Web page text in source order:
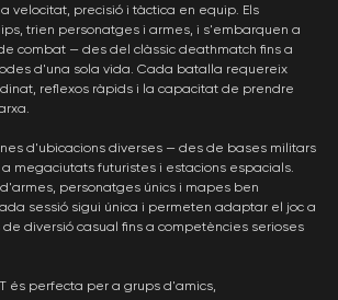
velocitat, precisió i tàctica en equip. Els
trien personatges i armes, i s'embarquen a
combat — des del clàssic deathmatch fins a
d'una sola vida. Cada batalla requereix
reflexos ràpids i la capacitat de prendre
d'ubicacions diverses — des de bases militars
a megaciutats futuristes i estacions espacials.
personatges únics i mapes ben
sessió sigui única i permeten adaptar el joc a
diversió casual fins a competències serioses
és perfecta per a grups d'amics,